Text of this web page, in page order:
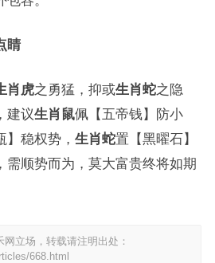
睛
肖虎之勇猛，抑或生肖蛇之隐
建议生肖鼠佩【五帝钱】防小
】稳权势， 生肖蛇置【黑曜石】
需顺势而为，莫大富贵终将如期
立场，转载请注明出处：
668.html